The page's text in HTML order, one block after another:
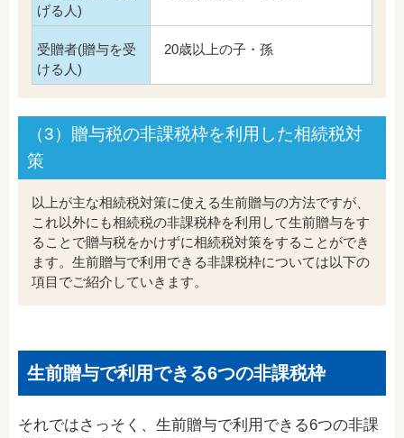
げる人)
受贈者(贈与を受
ける人)
20歳以上の子・孫
（3）贈与税の非課税枠を利用した相続税対
策
以上が主な相続税対策に使える生前贈与の方法ですが、
これ以外にも相続税の非課税枠を利用して生前贈与をす
ることで贈与税をかけずに相続税対策をすることができ
ます。生前贈与で利用できる非課税枠については以下の
項目でご紹介していきます。
生前贈与で利用できる6つの非課税枠
それではさっそく、生前贈与で利用できる6つの非課